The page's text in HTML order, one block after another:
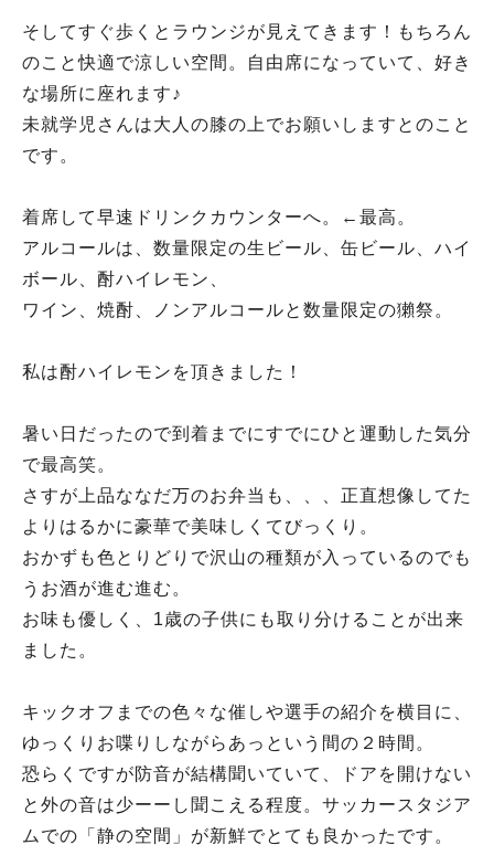
そしてすぐ歩くとラウンジが見えてきます！もちろん
のこと快適で涼しい空間。自由席になっていて、好き
な場所に座れます♪
未就学児さんは大人の膝の上でお願いしますとのこと
です。
着席して早速ドリンクカウンターへ。←最高。
アルコールは、数量限定の生ビール、缶ビール、ハイ
ボール、酎ハイレモン、
ワイン、焼酎、ノンアルコールと数量限定の獺祭。
私は酎ハイレモンを頂きました！
暑い日だったので到着までにすでにひと運動した気分
で最高笑。
さすが上品ななだ万のお弁当も、、、正直想像してた
よりはるかに豪華で美味しくてびっくり。
おかずも色とりどりで沢山の種類が入っているのでも
うお酒が進む進む。
お味も優しく、1歳の子供にも取り分けることが出来
ました。
キックオフまでの色々な催しや選手の紹介を横目に、
ゆっくりお喋りしながらあっという間の２時間。
恐らくですが防音が結構聞いていて、ドアを開けない
と外の音は少ーーし聞こえる程度。サッカースタジア
ムでの「静の空間」が新鮮でとても良かったです。